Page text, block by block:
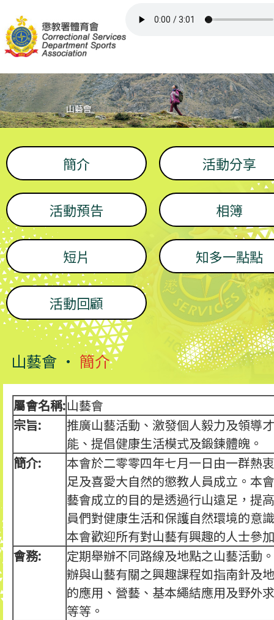
主頁
比賽/活動
屬會網頁
其他資訊
簡介 活動分享
活動預告 相簿
短片 知多一點點
活動回顧
山藝會 • 簡介
屬會名稱:山藝會
宗旨:
推廣山藝活動、激發個人毅力及領導
能、提倡健康生活模式及鍛鍊體魄。
簡介:
本會於二零零四年七月一日由一群熱
足及喜愛大自然的懲教人員成立。本
藝會成立的目的是透過行山遠足，提
員們對健康生活和保護自然環境的意
本會歡迎所有對山藝有興趣的人士參
會務:
定期舉辦不同路線及地點之山藝活動
辦與山藝有關之興趣課程如指南針及
的應用、營藝、基本繩結應用及野外
等等。